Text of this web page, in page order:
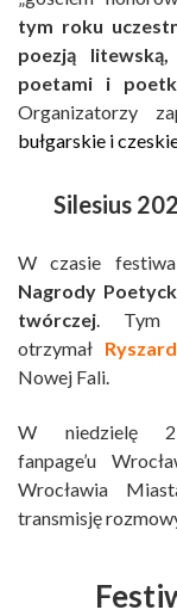
tym roku
poezją
poetami i
Organizatorzy
bułgarskie i
Silesius
W czasie
Nagrody
twórczej. Tym
otrzymał
Nowej Fali.
W niedzielę
fanpage’u
Wrocławia
transmisję